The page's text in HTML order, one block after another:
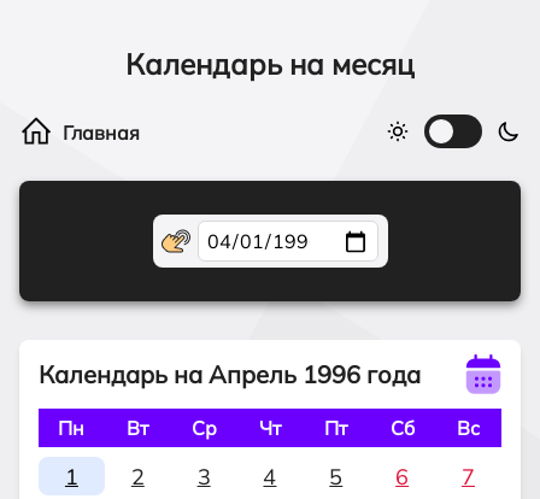
Календарь на месяц
Календарь на Апрель 1996 года
Пн Вт Ср Чт Пт Сб Вс
1 2 3 4 5 6
7